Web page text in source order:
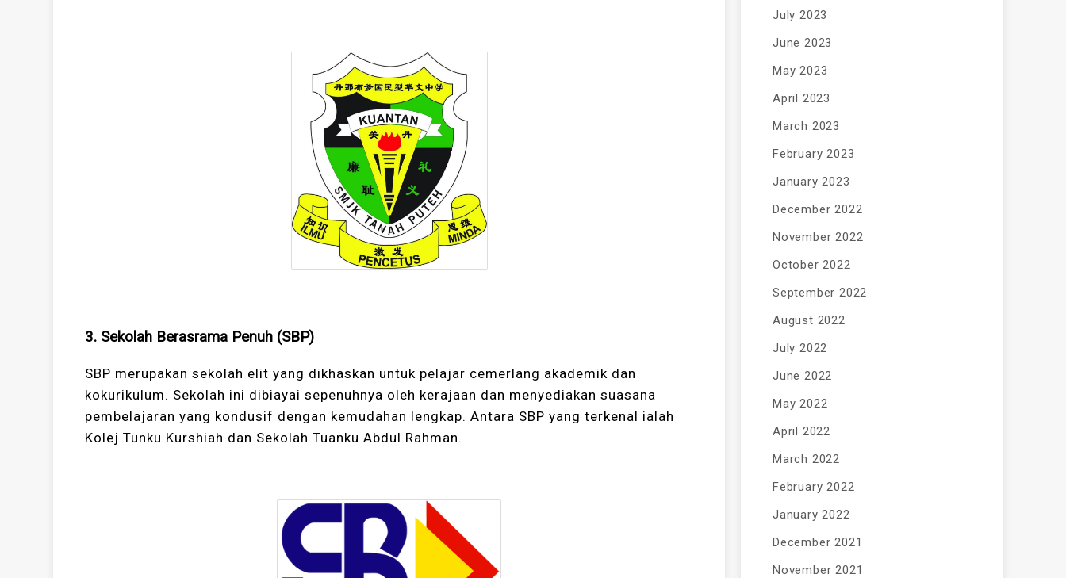
3. Sekolah Berasrama Penuh (SBP)
SBP merupakan sekolah elit yang dikhaskan untuk pelajar cemerlang akademik dan
kokurikulum. Sekolah ini dibiayai sepenuhnya oleh kerajaan dan menyediakan suasana
pembelajaran yang kondusif dengan kemudahan lengkap. Antara SBP yang terkenal ialah
Kolej Tunku Kurshiah dan Sekolah Tuanku Abdul Rahman.
July 2023
June 2023
May 2023
April 2023
March 2023
February 2023
January 2023
December 2022
November 2022
October 2022
September 2022
August 2022
July 2022
June 2022
May 2022
April 2022
March 2022
February 2022
January 2022
December 2021
November 2021